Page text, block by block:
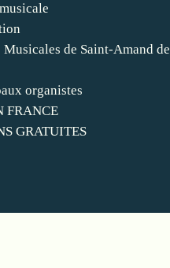
Musicales de Saint-Amand de
organistes
FRANCE
GRATUITES